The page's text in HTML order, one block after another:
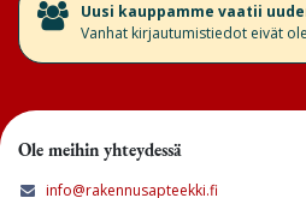
​Uusi kauppamme vaatii
Vanhat kirjautumistiedot eivät
Ole meihin yhteydessä
info@rakennusapteekki.fi